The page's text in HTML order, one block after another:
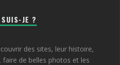
JE ?
des sites, leur histoire,
faire de belles photos et les